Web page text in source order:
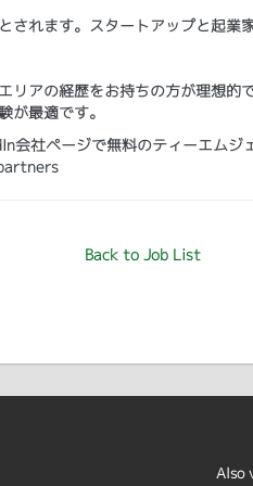
されます。スタートアップと起業
アの経歴をお持ちの方が理想的で
が最適です。
会社ページで無料のティーエムジ
Back to Job List
Also